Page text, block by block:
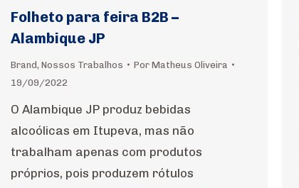
Folheto para feira B2B –
Alambique JP
Brand, Nossos Trabalhos Por Matheus Oliveira
19/09/2022
O Alambique JP produz bebidas
alcoólicas em Itupeva, mas não
trabalham apenas com produtos
próprios, pois produzem rótulos